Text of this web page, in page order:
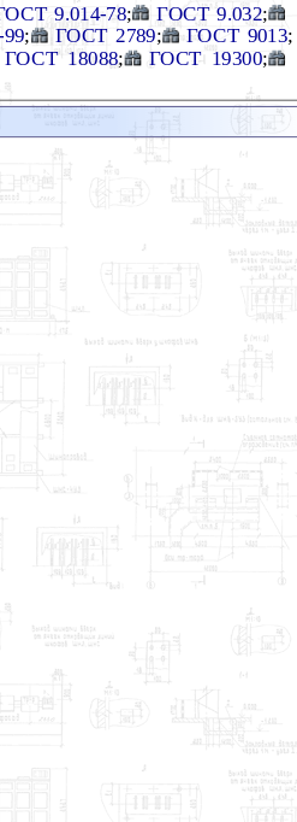
9.014-78; ГОСТ 9.032;
; ГОСТ 2789; ГОСТ 9013;
ГОСТ 18088; ГОСТ 19300;